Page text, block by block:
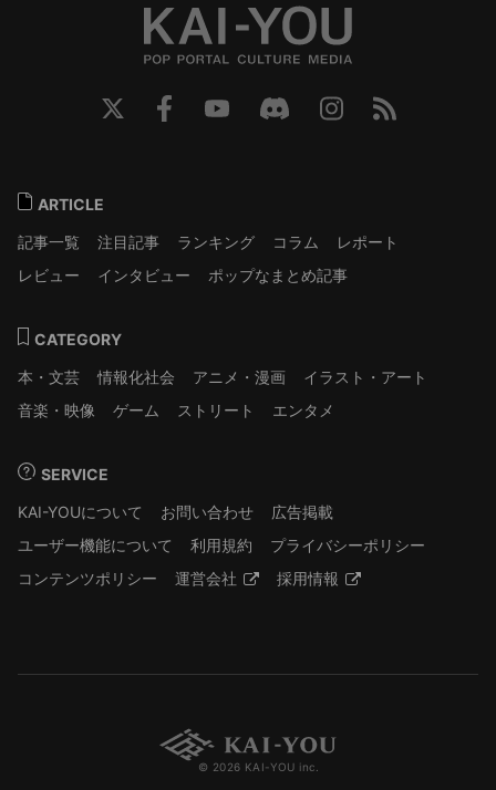
ARTICLE
記事一覧
注目記事 ランキング コラム
レポート
レビュー
インタビュー ポップなまとめ記事
CATEGORY
本・文芸
情報化社会 アニメ・漫画
イラスト・アート
音楽・映像
ゲーム ストリート エンタメ
SERVICE
KAI-YOUについて
お問い合わせ
広告掲載
ユーザー機能について
利用規約
プライバシーポリシー
コンテンツポリシー
運営会社 採用情報
© 2026 KAI-YOU inc.